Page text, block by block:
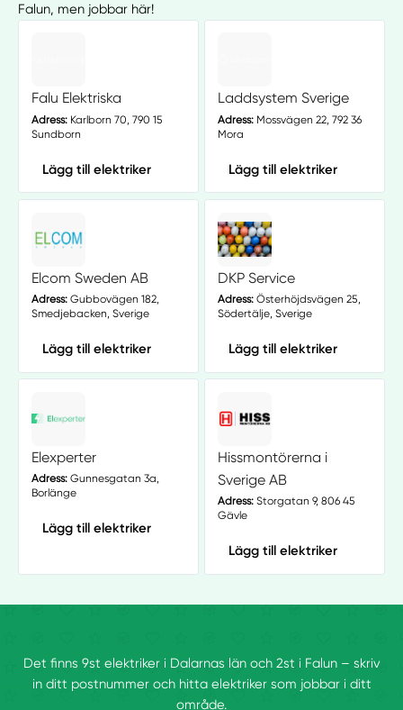
Falun, men jobbar här!
Falu Elektriska
Adress:Karlborn 70, 790 15
Sundborn
Lägg till elektriker
Laddsystem Sverige
Adress:Mossvägen 22, 792 36
Mora
Lägg till elektriker
Elcom Sweden AB
Adress:Gubbovägen 182,
Smedjebacken, Sverige
Lägg till elektriker
DKP Service
Adress:Österhöjdsvägen 25,
Södertälje, Sverige
Lägg till elektriker
Elexperter
Adress:Gunnesgatan 3a,
Borlänge
Lägg till elektriker
Hissmontörerna i
Sverige AB
Adress:Storgatan 9, 806 45
Gävle
Lägg till elektriker
Det finns 9st elektriker i Dalarnas län och 2st i Falun – skriv
in ditt postnummer och hitta elektriker som jobbar i ditt
område.